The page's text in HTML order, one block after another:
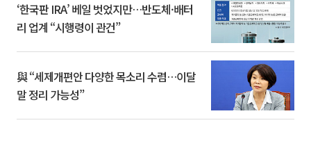
‘한국판 IRA’ 베일 벗었지만…반도체·배터
리 업계 “시행령이 관건”
與 “세제개편안 다양한 목소리 수렴…이달
말 정리 가능성”